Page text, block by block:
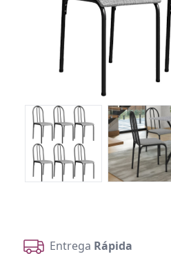
Entrega Rápida